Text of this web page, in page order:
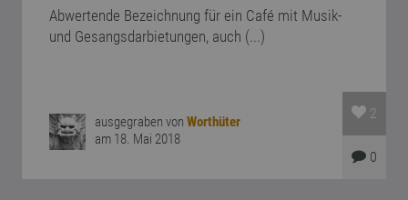
Abwertende Bezeichnung für ein Café mit Musik-
und Gesangsdarbietungen, auch (...)
ausgegraben vonWorthüter
am 18. Mai 2018
2
0